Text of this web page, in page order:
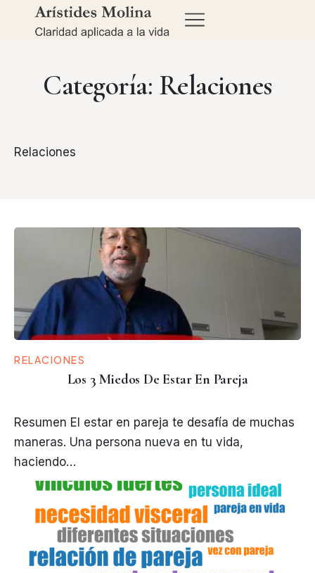
Categoría: Relaciones
Relaciones
RELACIONES
Los 3 Miedos De Estar En Pareja
Resumen El estar en pareja te desafía de muchas
maneras. Una persona nueva en tu vida,
haciendo…